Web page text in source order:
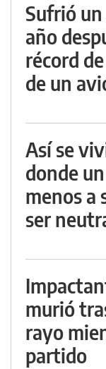
Sufrió un
año
récord
de un
Así se
donde
menos a
ser
murió
rayo
partido